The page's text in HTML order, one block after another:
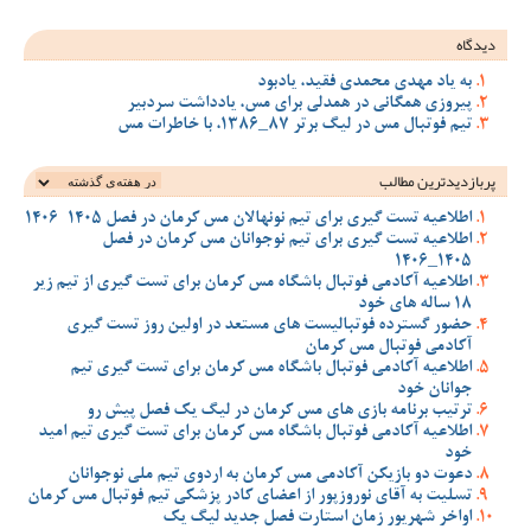
دیدگاه
به یاد مهدی محمدی فقید، یادبود
پیروزی همگانی در همدلی برای مس، یادداشت سردبیر
تیم فوتبال مس در لیگ برتر 87_1386، با خاطرات مس
پربازدیدترین‌ مطالب
اطلاعیه تست گیری برای تیم نونهالان مس کرمان در فصل 1405-1406
اطلاعیه تست گیری برای تیم نوجوانان مس کرمان در فصل
1405_1406
اطلاعیه آکادمی فوتبال باشگاه مس کرمان برای تست گیری از تیم زیر
18 ساله های خود
حضور گسترده فوتبالیست های مستعد در اولین روز تست گیری
آکادمی فوتبال مس کرمان
اطلاعیه آکادمی فوتبال باشگاه مس کرمان برای تست گیری تیم
جوانان خود
ترتیب برنامه بازی های مس کرمان در لیگ یک فصل پیش رو
اطلاعیه آکادمی فوتبال باشگاه مس کرمان برای تست گیری تیم امید
خود
دعوت دو بازیکن آکادمی مس کرمان به اردوی تیم ملی نوجوانان
تسلیت به آقای نوروزپور از اعضای کادر پزشکی تیم فوتبال مس کرمان
اواخر شهریور زمان استارت فصل جدید لیگ یک